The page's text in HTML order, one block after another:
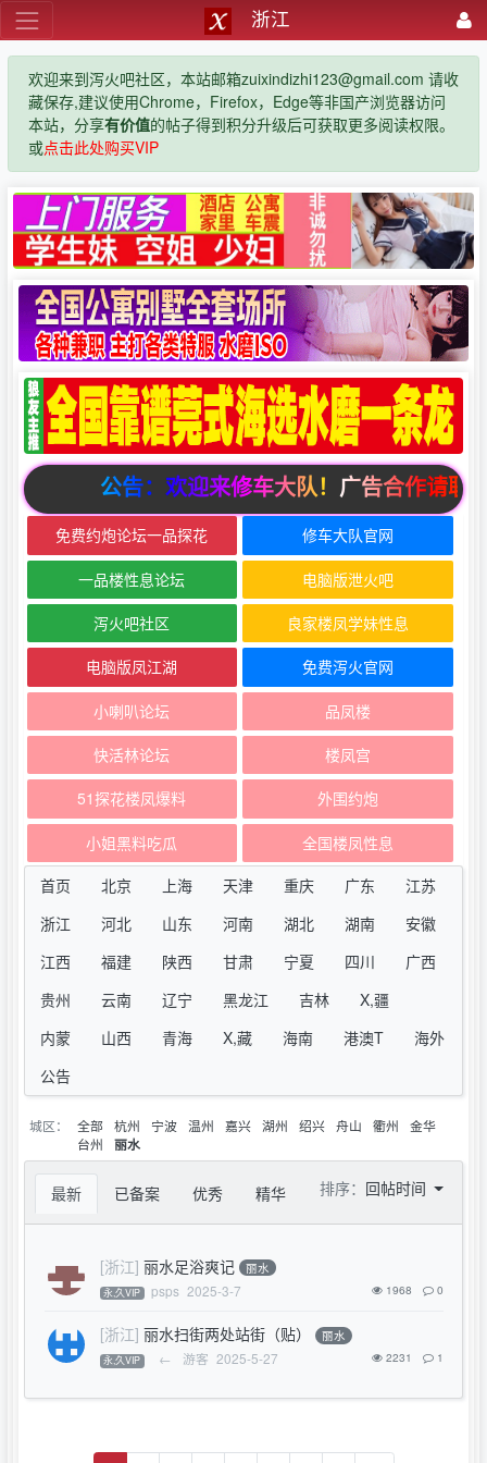
浙江
欢迎来到泻火吧社区，本站邮箱zuixindizhi123@gmail.com 请收
藏保存,建议使用Chrome，Firefox，Edge等非国产浏览器访问
本站，分享有价值的帖子得到积分升级后可获取更多阅读权限。
或点击此处购买VIP
公告：欢迎来修车大队！广告合作请
免费约炮论坛一品探花 修车大队官网
一品楼性息论坛 电脑版泄火吧
泻火吧社区 良家楼凤学妹性息
电脑版凤江湖 免费泻火官网
小喇叭论坛 品凤楼
快活林论坛 楼凤宫
51探花楼凤爆料 外围约炮
小姐黑料吃瓜
全国楼凤性息
首页
北京 上海 天津 重庆 广东
江苏
浙江
河北 山东 河南 湖北 湖南
安徽
江西
福建 陕西 甘肃 宁夏 四川
广西
贵州
云南 辽宁 黑龙江 吉林
X,疆
内蒙
山西 青海 X,藏 海南 港澳T
海外
公告
城区： 全部 杭州 宁波 温州 嘉兴 湖州 绍兴 舟山 衢州
金华
台州
丽水
最新 已备案 优秀 精华 排序： 回帖时间
[浙江] 丽水足浴爽记 丽水
永,久VIP psps 2025-3-7 1968 0
[浙江] 丽水扫街两处站街（贴） 丽水
永,久VIP ← 游客 2025-5-27 2231 1